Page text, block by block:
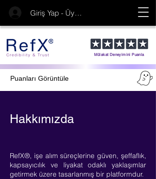
Mülakat Deneyimini Puanla
Puanları Görüntüle
Giriş Yap - Üye Ol
Hakkımızda
RefX®, işe alım süreçlerine güven, şeffaflık,
kapsayıcılık ve liyakat odaklı yaklaşımlar
getirmek üzere tasarlanmış bir platformdur.